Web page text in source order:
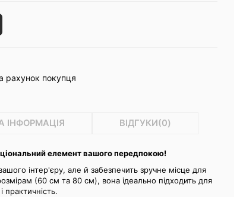
рахунок покупця
ІНФОРМАЦІЯ ВІДГУКИ(0)
елемент вашого передпокою!
інтер'єру, але й забезпечить зручне місце для
(60 см та 80 см), вона ідеально підходить для